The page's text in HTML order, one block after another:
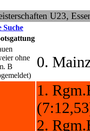
U23,
Suche
ohne
B
0.
1.
2.